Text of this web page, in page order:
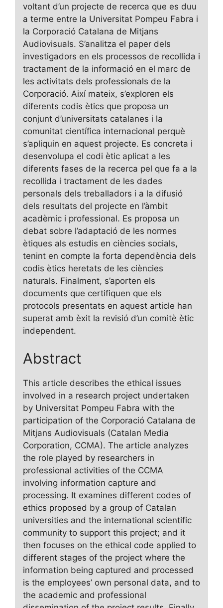
voltant d’un projecte de recerca que es duu
a terme entre la Universitat Pompeu Fabra i
la Corporació Catalana de Mitjans
Audiovisuals. S’analitza el paper dels
investigadors en els processos de recollida i
tractament de la informació en el marc de
les activitats dels professionals de la
Corporació. Així mateix, s’exploren els
diferents codis ètics que proposa un
conjunt d’universitats catalanes i la
comunitat científica internacional perquè
s’apliquin en aquest projecte. Es concreta i
desenvolupa el codi ètic aplicat a les
diferents fases de la recerca pel que fa a la
recollida i tractament de les dades
personals dels treballadors i a la difusió
dels resultats del projecte en l’àmbit
acadèmic i professional. Es proposa un
debat sobre l’adaptació de les normes
ètiques als estudis en ciències socials,
tenint en compte la forta dependència dels
codis ètics heretats de les ciències
naturals. Finalment, s’aporten els
documents que certifiquen que els
protocols presentats en aquest article han
superat amb èxit la revisió d’un comitè ètic
independent.
Abstract
This article describes the ethical issues
involved in a research project undertaken
by Universitat Pompeu Fabra with the
participation of the Corporació Catalana de
Mitjans Audiovisuals (Catalan Media
Corporation, CCMA). The article analyzes
the role played by researchers in
professional activities of the CCMA
involving information capture and
processing. It examines different codes of
ethics proposed by a group of Catalan
universities and the international scientific
community to support this project; and it
then focuses on the ethical code applied to
different stages of the project where the
information being captured and processed
is the employees’ own personal data, and to
the academic and professional